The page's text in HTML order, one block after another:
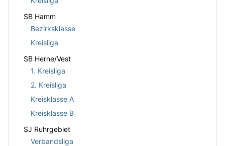
SB Hamm
Bezirksklasse
Kreisliga
SB Herne/Vest
1. Kreisliga
2. Kreisliga
Kreisklasse A
Kreisklasse B
SJ Ruhrgebiet
Verbandsliga